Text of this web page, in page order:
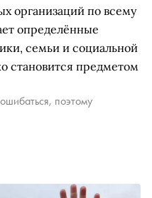
организаций по всему
определённые
семьи и социальной
становится предметом
поэтому